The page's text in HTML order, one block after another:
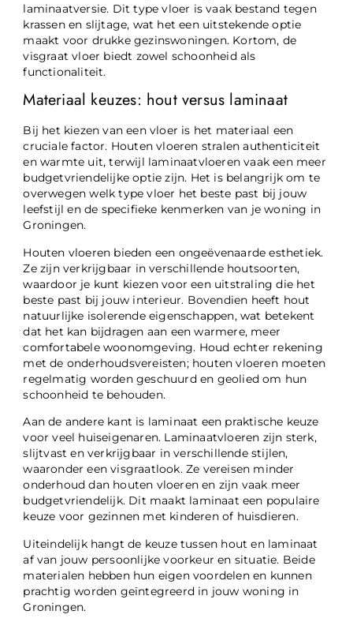
laminaatversie. Dit type vloer is vaak bestand tegen
krassen en slijtage, wat het een uitstekende optie
maakt voor drukke gezinswoningen. Kortom, de
visgraat vloer biedt zowel schoonheid als
functionaliteit.
Materiaal keuzes: hout versus laminaat
Bij het kiezen van een vloer is het materiaal een
cruciale factor. Houten vloeren stralen authenticiteit
en warmte uit, terwijl laminaatvloeren vaak een meer
budgetvriendelijke optie zijn. Het is belangrijk om te
overwegen welk type vloer het beste past bij jouw
leefstijl en de specifieke kenmerken van je woning in
Groningen.
Houten vloeren bieden een ongeëvenaarde esthetiek.
Ze zijn verkrijgbaar in verschillende houtsoorten,
waardoor je kunt kiezen voor een uitstraling die het
beste past bij jouw interieur. Bovendien heeft hout
natuurlijke isolerende eigenschappen, wat betekent
dat het kan bijdragen aan een warmere, meer
comfortabele woonomgeving. Houd echter rekening
met de onderhoudsvereisten; houten vloeren moeten
regelmatig worden geschuurd en geolied om hun
schoonheid te behouden.
Aan de andere kant is laminaat een praktische keuze
voor veel huiseigenaren. Laminaatvloeren zijn sterk,
slijtvast en verkrijgbaar in verschillende stijlen,
waaronder een visgraatlook. Ze vereisen minder
onderhoud dan houten vloeren en zijn vaak meer
budgetvriendelijk. Dit maakt laminaat een populaire
keuze voor gezinnen met kinderen of huisdieren.
Uiteindelijk hangt de keuze tussen hout en laminaat
af van jouw persoonlijke voorkeur en situatie. Beide
materialen hebben hun eigen voordelen en kunnen
prachtig worden geïntegreerd in jouw woning in
Groningen.